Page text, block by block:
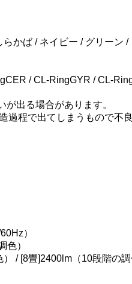
かば / ネイビー / グリーン /
/ CL-RingGYR / CL-
出る場合があります。
程で出てしまうもので不
）
色）
/ [8畳]2400lm（10段階の調